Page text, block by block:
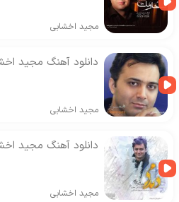
مجید اخشابی
دانلود آهنگ مجید
مجید اخشابی
دانلود آهنگ مجید
مجید اخشابی